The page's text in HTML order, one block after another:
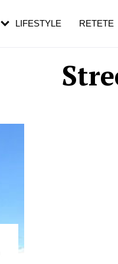
LIFESTYLE RETETE
pe